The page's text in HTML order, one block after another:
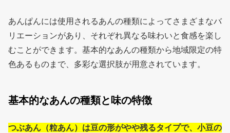
あんぱんには使用されるあんの種類によってさまざまなバ
リエーションがあり、それぞれ異なる味わいと食感を楽し
むことができます。基本的なあんの種類から地域限定の特
色あるものまで、多彩な選択肢が用意されています。
基本的なあんの種類と味の特徴
つぶあん（粒あん）は豆の形がやや残るタイプで、小豆の